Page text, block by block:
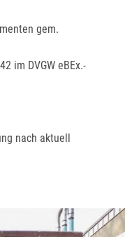
gem.
im DVGW eBEx.-
nach aktuell